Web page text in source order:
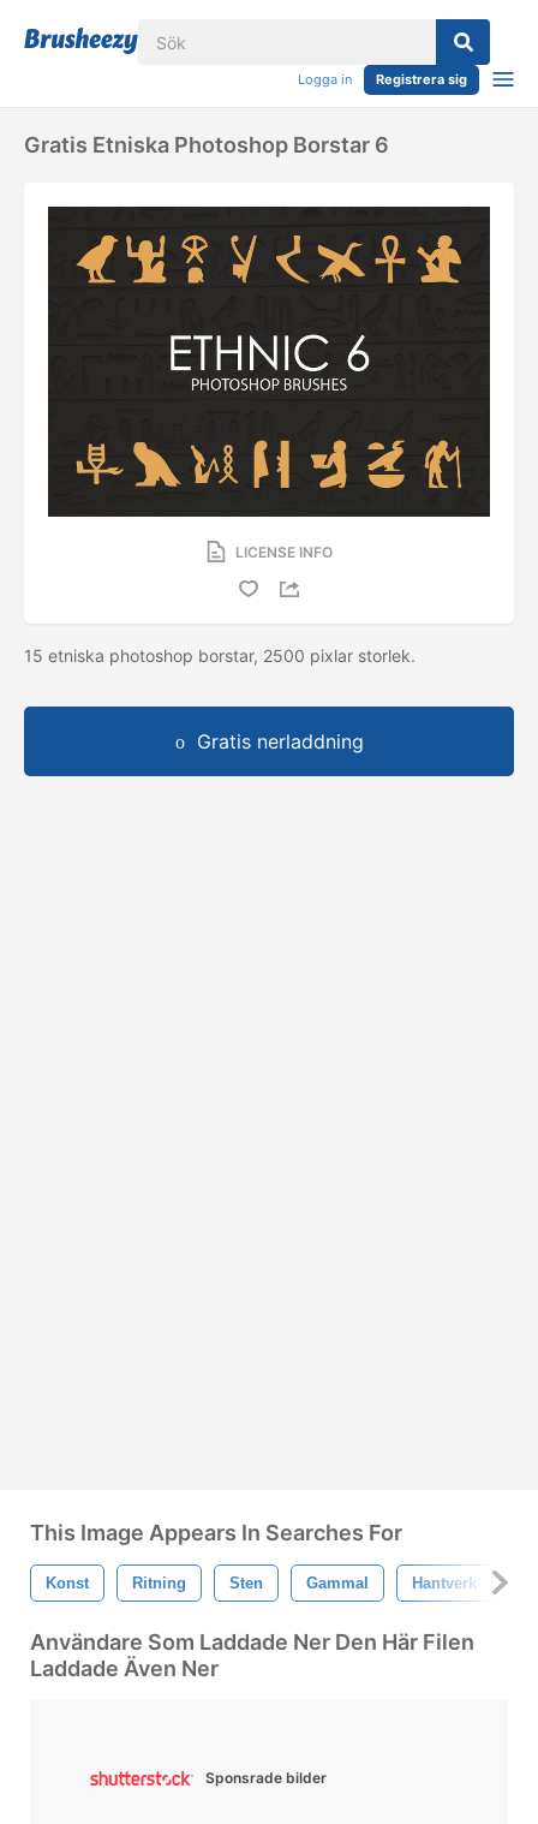
Logga in Registrera sig
Gratis Etniska Photoshop Borstar 6
LICENSE INFO
15 etniska photoshop borstar, 2500 pixlar storlek.
Gratis nerladdning
This Image Appears In Searches For
Konst Ritning Sten Gammal Hantverk
Användare Som Laddade Ner Den Här Filen
Laddade Även Ner
Sponsrade bilder